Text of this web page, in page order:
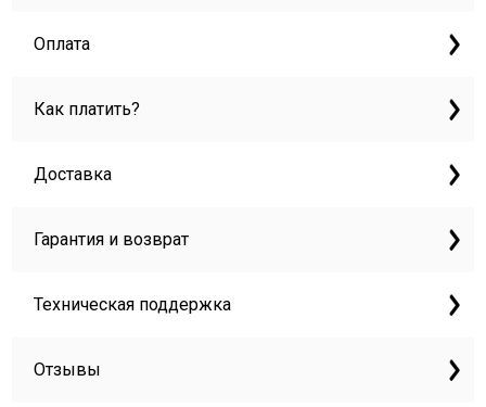
Оплата
Как платить?
Доставка
Гарантия и возврат
Техническая поддержка
Отзывы